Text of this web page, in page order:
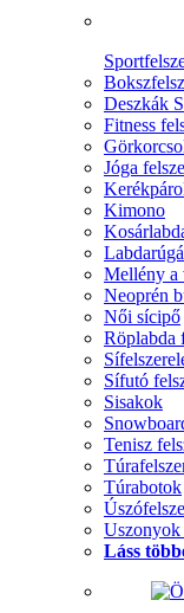
Deszkák
Fitness
Jóga
Kimono
Mellény a
Neoprén
Női sícipő
Röplabda
Sífutó
Sisakok
Tenisz
Túrabotok
Uszonyok
Láss